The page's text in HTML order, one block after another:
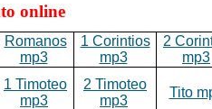
online
Romanos
mp3
1 Corintios
mp3
2
mp3
1 Timoteo
mp3
2 Timoteo
mp3
Tito